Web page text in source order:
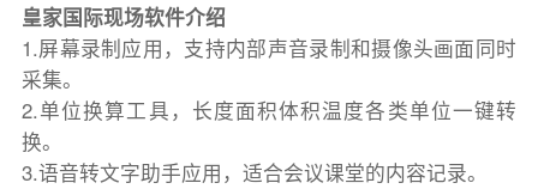
皇家国际现场软件介绍
1.屏幕录制应用，支持内部声音录制和摄像头画面同时
采集。
2.单位换算工具，长度面积体积温度各类单位一键转
换。
3.语音转文字助手应用，适合会议课堂的内容记录。